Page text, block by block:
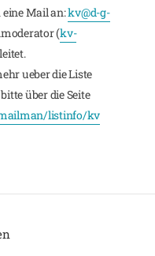
eine Mail an:kv@d-g-
(kv-
ueber die Liste
über die Seite
listinfo/kv